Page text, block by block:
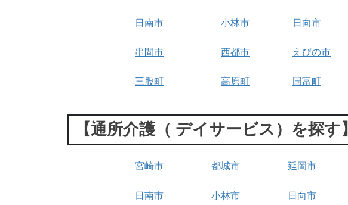
日南市 小林市 日向市
串間市 西都市 えびの市
三股町 高原町 国富町
【通所介護（ デイサービス）を探す】
宮崎市 都城市 延岡市
日南市 小林市 日向市